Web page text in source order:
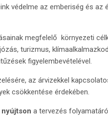
védelme az emberiség és
megfelelő környezeti
turizmus,
figyelembevételével.
az árvizekkel
csökkentése érdekében.
a tervezés